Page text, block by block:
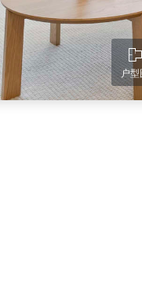
户型